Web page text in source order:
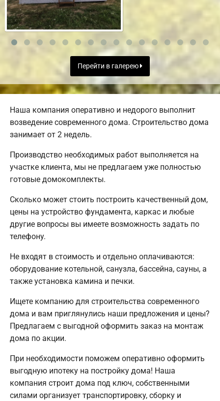
Перейти в галерею
Наша компания оперативно и недорого выполнит
возведение современного дома. Строительство дома
занимает от 2 недель.
Производство необходимых работ выполняется на
участке клиента, мы не предлагаем уже полностью
готовые домокомплекты.
Сколько может стоить построить качественный дом,
цены на устройство фундамента, каркас и любые
другие вопросы вы имеете возможность задать по
телефону.
Не входят в стоимость и отдельно оплачиваются:
оборудование котельной, санузла, бассейна, сауны, а
также установка камина и печки.
Ищете компанию для строительства современного
дома и вам приглянулись наши предложения и цены?
Предлагаем с выгодной оформить заказ на монтаж
дома по акции.
При необходимости поможем оперативно оформить
выгодную ипотеку на постройку дома! Наша
компания строит дома под ключ, собственными
силами организует транспортировку, сборку и